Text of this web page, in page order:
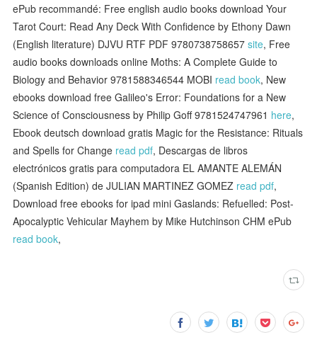
ePub recommandé: Free english audio books download Your
Tarot Court: Read Any Deck With Confidence by Ethony Dawn
(English literature) DJVU RTF PDF 9780738758657site, Free
audio books downloads online Moths: A Complete Guide to
Biology and Behavior 9781588346544 MOBI read book, New
ebooks download free Galileo's Error: Foundations for a New
Science of Consciousness by Philip Goff 9781524747961 here,
Ebook deutsch download gratis Magic for the Resistance: Rituals
and Spells for Change read pdf, Descargas de libros
electrónicos gratis para computadora EL AMANTE ALEMÁN
(Spanish Edition) de JULIAN MARTINEZ GOMEZ read pdf,
Download free ebooks for ipad mini Gaslands: Refuelled: Post-
Apocalyptic Vehicular Mayhem by Mike Hutchinson CHM ePub
read book,